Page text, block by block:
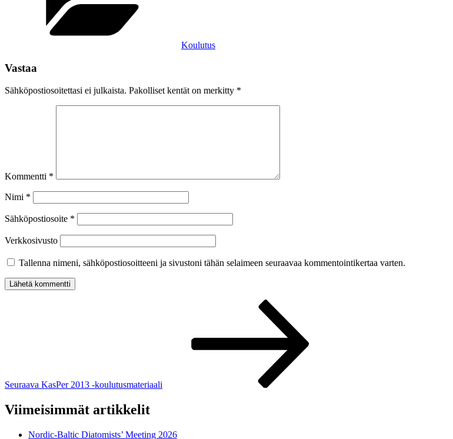
Koulutus
Vastaa
Sähköpostiosoitettasi ei julkaista. Pakolliset kentät on merkitty *
Kommentti *
Nimi *
Sähköpostiosoite *
Verkkosivusto
Tallenna nimeni, sähköpostiosoitteeni ja sivustoni tähän selaimeen seuraavaa kommentointikertaa varten.
Seuraava KasPer 2013 -koulutusmateriaali
Viimeisimmät artikkelit
Nordic-Baltic Diatomists’ Meeting 2026